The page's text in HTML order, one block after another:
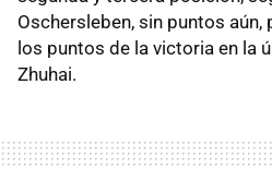
Oschersleben, sin puntos
los puntos de la victoria en la
Zhuhai.